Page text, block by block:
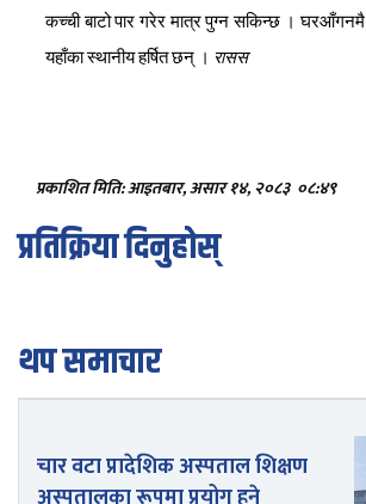
कच्ची बाटो पार गरेर मात्र पुग्न सकिन्छ । घरआँगनमै
यहाँकास्थानीयहर्षितछन् । रासस
प्रकाशित मिति: आइतबार, असार १४, २०८३ ०८:४९
प्रतिक्रिया दिनुहोस्
थप समाचार
चार वटा प्रादेशिक अस्पताल शिक्षण